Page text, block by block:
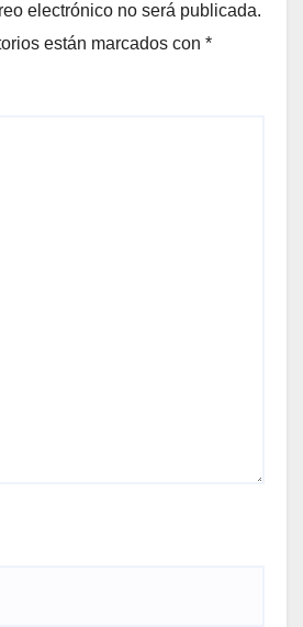
electrónico no será publicada.
están marcados con *